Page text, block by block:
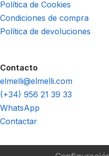
Política de Cookies
Condiciones de compra
Política de devoluciones
Contacto
elmelli@elmelli.com
(+34) 956 21 39 33
WhatsApp
Contactar